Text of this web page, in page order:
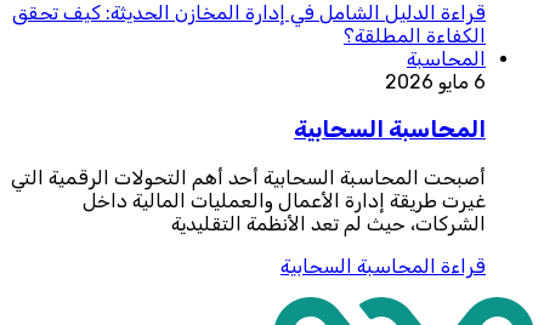
قراءة الدليل الشامل في إدارة المخازن الحديثة: كيف تحقق
الكفاءة المطلقة؟
المحاسبة
6 مايو 2026
المحاسبة السحابية
أصبحت المحاسبة السحابية أحد أهم التحولات الرقمية التي
غيرت طريقة إدارة الأعمال والعمليات المالية داخل
الشركات، حيث لم تعد الأنظمة التقليدية
قراءة المحاسبة السحابية